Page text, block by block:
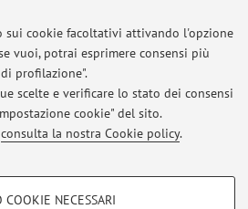
sui cookie facoltativi attivando l'opzione
vuoi, potrai esprimere consensi più
profilazione".
scelte e verificare lo stato dei consensi
cookie" del sito.
consulta la nostra Cookie policy.
- FACOLTATIVI
COOKIE NECESSARI
Ultimi avvisi
non sono presenti avvisi.